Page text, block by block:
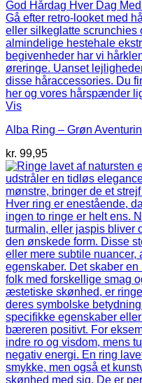
Vis
Alba Ring – Grøn Aventurin
kr. 99,95